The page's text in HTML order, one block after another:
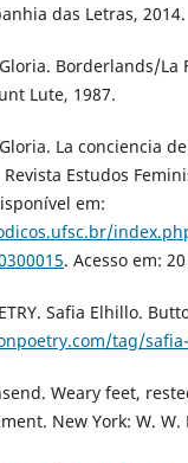
das Letras, 2014.
Gloria. Borderlands/
Lute, 1987.
La conciencia
Estudos
em:
. Acesso em:
Safia Elhillo.
tag/
Weary feet,
New York: W.